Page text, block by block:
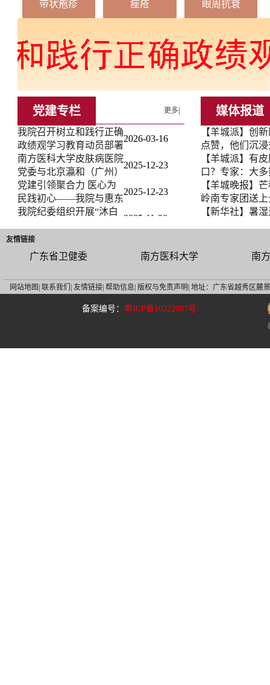
带状疱疹 痤疮 眼周抗衰
面部年轻化 >>> 更多
党建专栏 更多
我院召开树立和践行正确
政绩观学习教育动员部署
2026-03-16
南方医科大学皮肤病医院
党委与北京瀛和（广州）
2025-12-23
党建引领聚合力 医心为
民践初心——我院与惠东
2025-12-23
我院纪委组织开展“沐白
2025-11-20
我院前往梅州市梅县区慢
性病防治院开展“手拉手
开展庆祝建党104周年
媒体报道
【羊城派】创
点赞，他们沉
【羊城派】有
口？专家：大
【羊城晚报】
岭南专家团送
【新华社】暑
国团队发现新
之前，他们选择
友情链接
广东省卫健委 南方医科大学 南
网站地图| 联系我们| 友情链接| 帮助信息| 版权与免责声明| 地址：广东省越秀区麓
备案编号：粤ICP备10222097号